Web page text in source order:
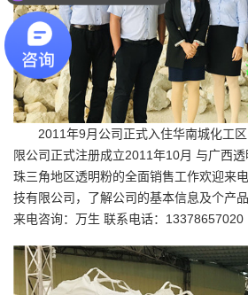
2011年9月公司正式入住华南城化工区
限公司正式注册成立2011年10月 与广西
珠三角地区透明粉的全面销售工作欢迎来
技有限公司，了解公司的基本信息及个产
来电咨询：万生 联系电话：13378657020